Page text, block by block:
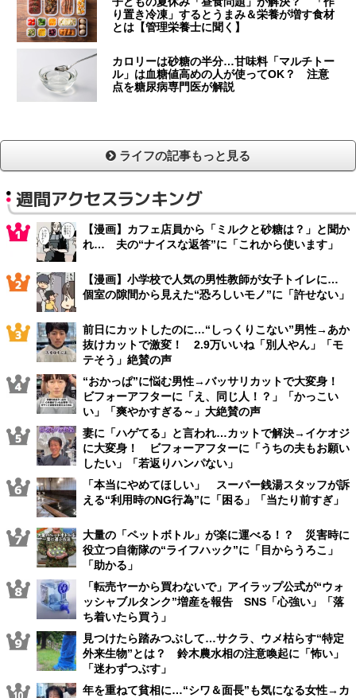
り置き冷凍」するとうまみ＆栄養が増す食材
とは【管理栄養士に聞く】
カロリーは砂糖の半分…甘味料「マルチトー
ル」は血糖値高めの人が使ってOK？ 注意
点を糖尿病専門医が解説
ライフの記事もっと見る
週間アクセスランキング
【漫画】カフェ店員から「ミルクと砂糖は？」と聞か
れ… 夫の“ナイスな返答”に「これから使います」
【漫画】小学校で人気の男性教師が女子トイレに…
個室の隙間から見えた“恐ろしいモノ”に「許せない」
前日にカットしたのに…“しっくりこない”男性→あか
抜けカットで激変！ 2.9万いいね「別人やん」「モ
テそう」絶賛の声
“おかっぱ”に悩む男性→バッサリカットで大変身！
ビフォーアフターに「え、同じ人！？」「かっこい
い」「爽やかすぎる～」大絶賛の声
妻に「ハゲてる」と言われ…カットで解決→イケオジ
に大変身！ ビフォーアフターに「うちの夫もお願い
したい」「若返りハンパない」
「本当にやめてほしい」 スーパー銭湯スタッフが訴
える“利用時のNG行為”に「困る」「当たり前すぎ」
大量の「ペットボトル」が楽に運べる！？ 災害時に
役立つ自衛隊の“ライフハック”に「目からうろこ」
「助かる」
「転売ヤーから買わないで」アイラップ公式が“ウォ
ッシャブルタンク”増産を報告 SNS「心強い」「落
ち着いたら買う」
見つけたら踏みつぶして…サクラ、ウメ枯らす“特定
外来生物”とは？ 鈴木農水相の注意喚起に「怖い」
「迷わずつぶす」
年を重ねて貧相に…“シワ＆面長”も気になる女性→カ